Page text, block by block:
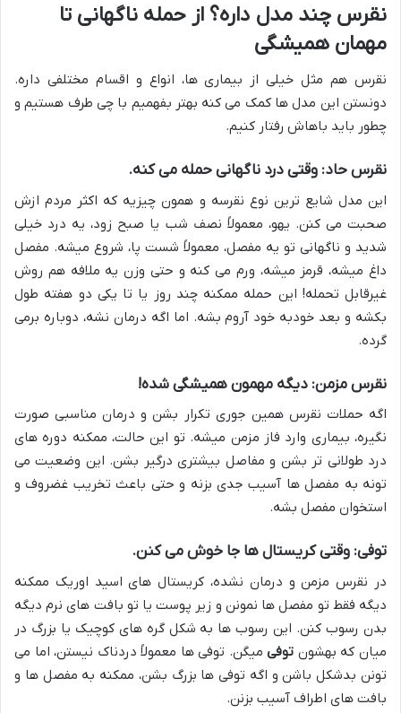
نقرس چند مدل داره؟ از حمله ناگهانی تا
مهمان همیشگی
نقرس هم مثل خیلی از بیماری ها، انواع و اقسام مختلفی داره.
دونستن این مدل ها کمک می کنه بهتر بفهمیم با چی طرف هستیم و
چطور باید باهاش رفتار کنیم.
نقرس حاد: وقتی درد ناگهانی حمله می کنه.
این مدل شایع ترین نوع نقرسه و همون چیزیه که اکثر مردم ازش
صحبت می کنن. یهو، معمولاً نصف شب یا صبح زود، یه درد خیلی
شدید و ناگهانی تو یه مفصل، معمولاً شست پا، شروع میشه. مفصل
داغ میشه، قرمز میشه، ورم می کنه و حتی وزن یه ملافه هم روش
غیرقابل تحمله! این حمله ممکنه چند روز یا تا یکی دو هفته طول
بکشه و بعد خودبه خود آروم بشه. اما اگه درمان نشه، دوباره برمی
گرده.
نقرس مزمن: دیگه مهمون همیشگی شده!
اگه حملات نقرس همین جوری تکرار بشن و درمان مناسبی صورت
نگیره، بیماری وارد فاز مزمن میشه. تو این حالت، ممکنه دوره های
درد طولانی تر بشن و مفاصل بیشتری درگیر بشن. این وضعیت می
تونه به مفصل ها آسیب جدی بزنه و حتی باعث تخریب غضروف و
استخوان مفصل بشه.
توفی: وقتی کریستال ها جا خوش می کنن.
در نقرس مزمن و درمان نشده، کریستال های اسید اوریک ممکنه
دیگه فقط تو مفصل ها نمونن و زیر پوست یا تو بافت های نرم دیگه
بدن رسوب کنن. این رسوب ها به شکل گره های کوچیک یا بزرگ در
میان که بهشون توفیمیگن. توفی ها معمولاً دردناک نیستن، اما می
تونن بدشکل باشن و اگه توفی ها بزرگ بشن، ممکنه به مفصل ها و
بافت های اطراف آسیب بزنن.